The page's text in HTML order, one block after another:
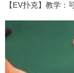
【EV扑克】教学：